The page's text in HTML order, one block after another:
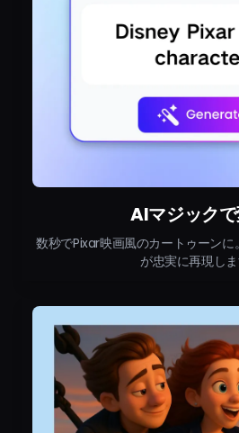
AIマジック
数秒でPixar映画風のカートゥーン
が忠実に再現しま